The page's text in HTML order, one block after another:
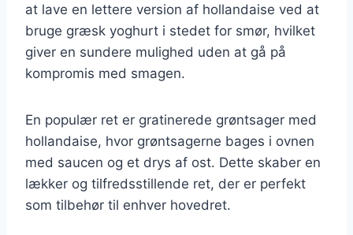
at lave en lettere version af hollandaise ved at
bruge græsk yoghurt i stedet for smør, hvilket
giver en sundere mulighed uden at gå på
kompromis med smagen.
En populær ret er gratinerede grøntsager med
hollandaise, hvor grøntsagerne bages i ovnen
med saucen og et drys af ost. Dette skaber en
lækker og tilfredsstillende ret, der er perfekt
som tilbehør til enhver hovedret.